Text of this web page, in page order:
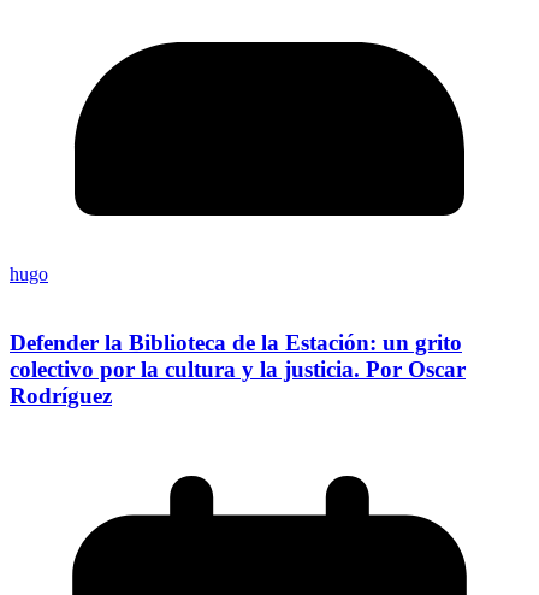
hugo
Defender la Biblioteca de la Estación: un grito
colectivo por la cultura y la justicia. Por Oscar
Rodríguez